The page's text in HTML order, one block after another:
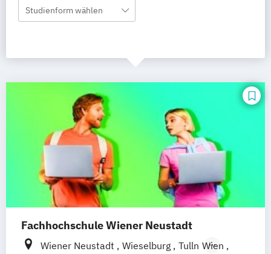
Studienform wählen
Fachhochschule Wiener Neustadt
Wiener Neustadt Wieselburg Tulln Wien